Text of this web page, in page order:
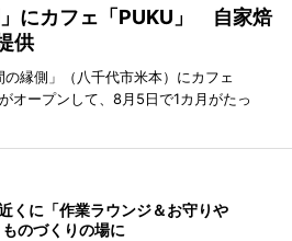
にカフェ「PUKU」 自家焙
供
縁側」（八千代市米本）にカフェ
オープンして、8月5日で1カ月がたっ
くに「作業ラウンジ＆お守りや
のづくりの場に